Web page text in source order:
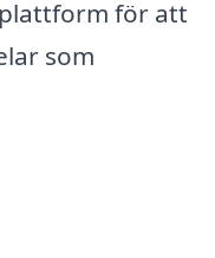
för att
som